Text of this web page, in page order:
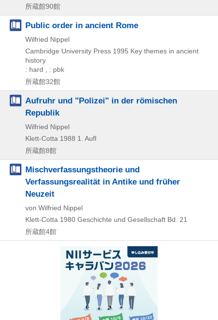
所蔵館90館
Public order in ancient Rome
Wilfried Nippel
Cambridge University Press 1995 Key themes in ancient
history
: hard , : pbk
所蔵館32館
Aufruhr und "Polizei" in der römischen
Republik
Wilfried Nippel
Klett-Cotta 1988 1. Aufl
所蔵館8館
Mischverfassungstheorie und
Verfassungsrealität in Antike und früher
Neuzeit
von Wilfried Nippel
Klett-Cotta 1980 Geschichte und Gesellschaft Bd. 21
所蔵館4館